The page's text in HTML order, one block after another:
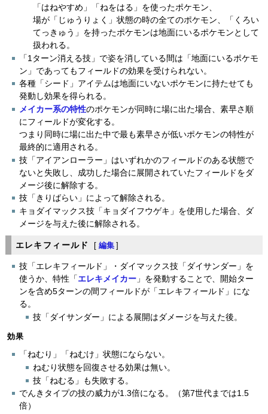
「はねやすめ」「ねをはる」を使ったポケモン、
場が「じゅうりょく」状態の時の全てのポケモン、「くろい
てっきゅう」を持ったポケモンは地面にいるポケモンとして
扱われる。
「1ターン消える技」で姿を消している間は「地面にいるポケモ
ン」であってもフィールドの効果を受けられない。
各種「シード」アイテムは地面にいないポケモンに持たせても
発動し効果を得られる。
メイカー系の特性のポケモンが同時に場に出た場合、素早さ順
にフィールドが変化する。
つまり同時に場に出た中で最も素早さが低いポケモンの特性が
最終的に適用される。
技「アイアンローラー」はいずれかのフィールドのある状態で
ないと失敗し、成功した場合に展開されていたフィールドをダ
メージ後に解除する。
技「きりばらい」によって解除される。
キョダイマックス技「キョダイフウゲキ」を使用した場合、ダ
メージを与えた後に解除される。
エレキフィールド [ 編集 ]
技「エレキフィールド」・ダイマックス技「ダイサンダー」を
使うか、特性「 エレキメイカー 」を発動することで、開始ター
ンを含め5ターンの間フィールドが「エレキフィールド」にな
る。
技「ダイサンダー」による展開はダメージを与えた後。
効果
「ねむり」「ねむけ」状態にならない。
ねむり状態を回復させる効果は無い。
技「ねむる」も失敗する。
でんきタイプの技の威力が1.3倍になる。（第7世代までは1.5
倍）